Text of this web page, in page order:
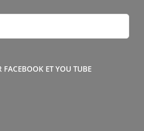
FACEBOOK ET YOU TUBE